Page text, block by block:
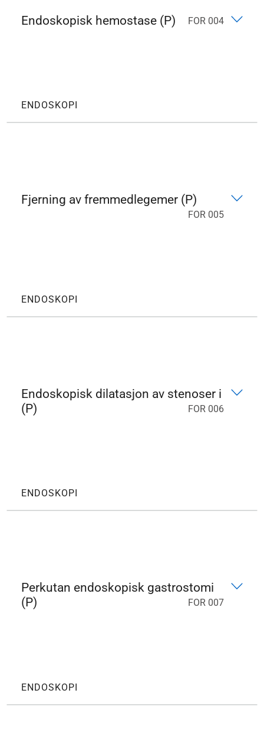
Endoskopisk hemostase (P) FOR 004
ENDOSKOPI
Fjerning av fremmedlegemer (P)
FOR 005
ENDOSKOPI
Endoskopisk dilatasjon av stenoser i
(P)
FOR 006
ENDOSKOPI
Perkutan endoskopisk gastrostomi
(P)
FOR 007
ENDOSKOPI